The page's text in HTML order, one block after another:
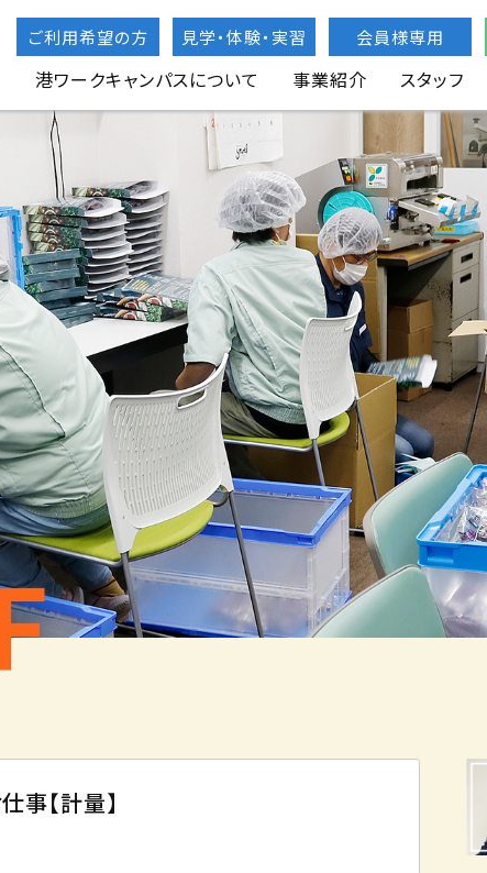
ご利用希望の方 見学・体験・実習 会員様専用
港ワークキャンパスについて 事業紹介 スタッフ
【計量】